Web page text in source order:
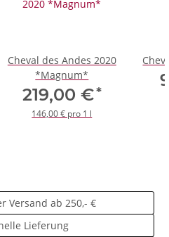
Cheval des Andes 2020
*Magnum*
219,00 €*
146,00 € pro 1 l
Versand ab 250,- €
Lieferung